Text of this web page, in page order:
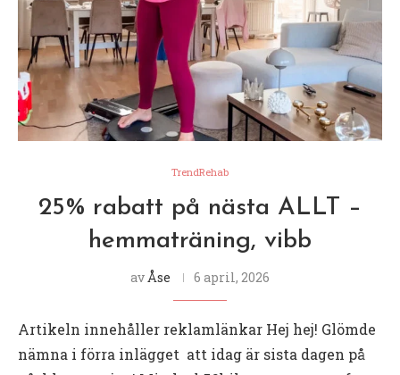
TrendRehab
25% rabatt på nästa ALLT –
hemmaträning, vibb
av Åse 6 april, 2026
Artikeln innehåller reklamlänkar Hej hej! Glömde
nämna i förra inlägget att idag är sista dagen på